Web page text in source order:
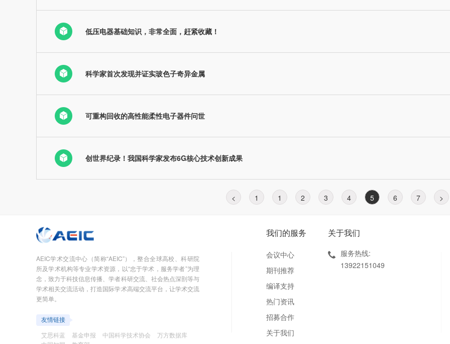
低压电器基础知识，非常全面，赶紧收藏！
科学家首次发现并证实玻色子奇异金属
可重构回收的高性能柔性电子器件问世
创世界纪录！我国科学家发布6G核心技术创新成果
< 1 1 2 3 4 5 6 7 >
AEIC学术交流中心（简称“AEIC”），整合全球高校、科研院
所及学术机构等专业学术资源，以“忠于学术，服务学者”为理
念，致力于科技信息传播、学者科研交流、社会热点深剖等与
学术相关交流活动，打造国际学术高端交流平台，让学术交流
更简单。
友情链接
艾思科蓝
基金申报 中国科学技术协会
万方数据库
我们的服务
会议中心
期刊推荐
编译支持
热门资讯
招募合作
关于我们
关于我们
服务热线:
13922151049